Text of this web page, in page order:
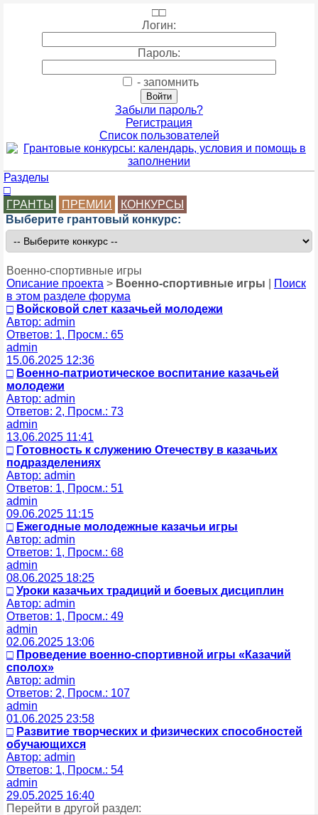
□□
Логин:
Пароль:
- запомнить
Забыли пароль?
Регистрация
Список пользователей
Разделы
□
ГРАНТЫ
ПРЕМИИ
КОНКУРСЫ
Выберите грантовый конкурс:
Военно-спортивные игры
Описание проекта > Военно-спортивные игры
Поиск
в этом разделе форума
□ Войсковой слет казачьей молодежи
Автор: admin
Ответов: 1, Просм.: 65
admin
15.06.2025 12:36
□ Военно-патриотическое воспитание казачьей
молодежи
Автор: admin
Ответов: 2, Просм.: 73
admin
13.06.2025 11:41
□ Готовность к служению Отечеству в казачьих
подразделениях
Автор: admin
Ответов: 1, Просм.: 51
admin
09.06.2025 11:15
□ Ежегодные молодежные казачьи игры
Автор: admin
Ответов: 1, Просм.: 68
admin
08.06.2025 18:25
□ Уроки казачьих традиций и боевых дисциплин
Автор: admin
Ответов: 1, Просм.: 49
admin
02.06.2025 13:06
□ Проведение военно-спортивной игры «Казачий
сполох»
Автор: admin
Ответов: 2, Просм.: 107
admin
01.06.2025 23:58
□ Развитие творческих и физических способностей
обучающихся
Автор: admin
Ответов: 1, Просм.: 54
admin
29.05.2025 16:40
Перейти в другой раздел: